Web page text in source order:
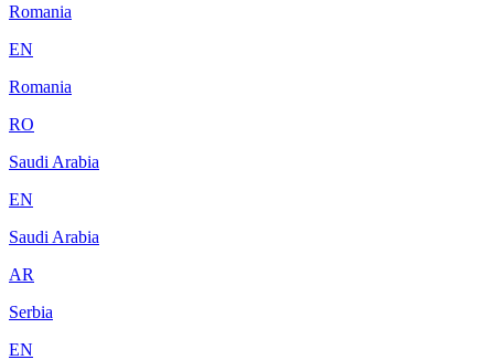
Romania
EN
Romania
RO
Saudi Arabia
EN
Saudi Arabia
AR
Serbia
EN